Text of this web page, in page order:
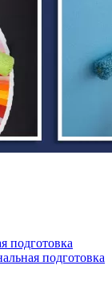
подготовка
подготовка